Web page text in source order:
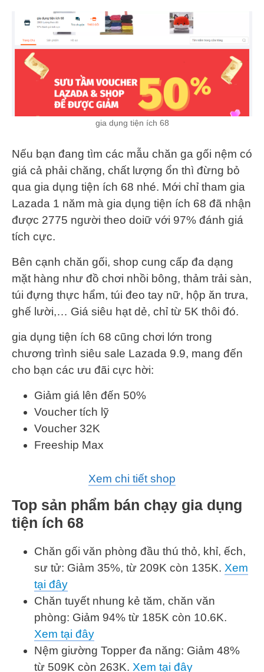
gia dụng tiện ích 68
Nếu bạn đang tìm các mẫu chăn ga gối nệm có
giá cả phải chăng, chất lượng ổn thì đừng bỏ
qua gia dụng tiện ích 68 nhé. Mới chỉ tham gia
Lazada 1 năm mà gia dụng tiện ích 68 đã nhận
được 2775 người theo doiữ với 97% đánh giá
tích cực.
Bên cạnh chăn gối, shop cung cấp đa dạng
mặt hàng như đồ chơi nhồi bông, thảm trải sàn,
túi đựng thực hẩm, túi đeo tay nữ, hộp ăn trưa,
ghế lười,… Giá siêu hạt dẻ, chỉ từ 5K thôi đó.
gia dụng tiện ích 68 cũng chơi lớn trong
chương trình siêu sale Lazada 9.9, mang đến
cho bạn các ưu đãi cực hời:
Giảm giá lên đến 50%
Voucher tích lỹ
Voucher 32K
Freeship Max
Xem chi tiết shop
Top sản phẩm bán chạy gia dụng
tiện ích 68
Chăn gối văn phòng đầu thú thỏ, khỉ, ếch,
sư tử: Giảm 35%, từ 209K còn 135K. Xem
tại đây
Chăn tuyết nhung kẻ tăm, chăn văn
phòng: Giảm 94% từ 185K còn 10.6K.
Xem tại đây
Nệm giường Topper đa năng: Giảm 48%
từ 509K còn 263K. Xem tại đây